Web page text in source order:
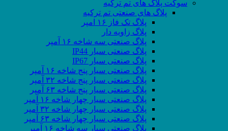
سوکت پلاگ های تم ترکیه
پلاگ های صنعتی تم ترکیه
پلاگ تک فاز ۱۶ امپر
پلاگ زاویه دار
پلاگ صنعتی سه شاخه ۱۶ آمپر
پلاگ صنعتی سیار IP44
پلاگ صنعتی سیار IP67
پلاگ صنعتی سیار پنج شاخه ۱۶ آمپر
پلاگ صنعتی سیار پنج شاخه ۳۲ آمپر
پلاگ صنعتی سیار پنج شاخه ۶۳ آمپر
پلاگ صنعتی سیار چهار شاخه ۱۶ آمپر
پلاگ صنعتی سیار چهار شاخه ۳۲ آمپر
پلاگ صنعتی سیار چهار شاخه ۶۳ آمپر
پلاگ صنعتی سیار سه شاخه ۱۶ آمپر